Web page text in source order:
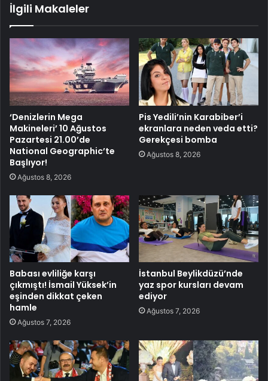
İlgili Makaleler
‘Denizlerin Mega
Makineleri’ 10 Ağustos
Pazartesi 21.00’de
National Geographic’te
Başlıyor!
Ağustos 8, 2026
Pis Yedili’nin Karabiber’i
ekranlara neden veda etti?
Gerekçesi bomba
Ağustos 8, 2026
Babası evliliğe karşı
çıkmıştı! İsmail Yüksek’in
eşinden dikkat çeken
hamle
Ağustos 7, 2026
İstanbul Beylikdüzü’nde
yaz spor kursları devam
ediyor
Ağustos 7, 2026